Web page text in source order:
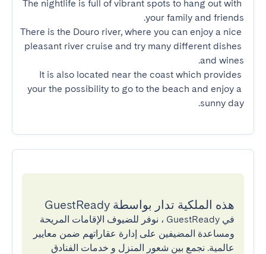
The nightlife is full of vibrant spots to hang out with
There is the Douro river, where you can enjoy a nice
pleasant river cruise and try many different dishes
It is also located near the coast which provides
your the possibility to go to the beach and enjoy a
sunny day.
هذه الملكية تدار بواسطة GuestReady
في GuestReady ، نوفر للضيوف الإقامات المريحة
ومساعدة المضيفين على إدارة عقاراتهم ضمن معايير
عالمية. نجمع بين شعور المنزل و خدمات الفنادق